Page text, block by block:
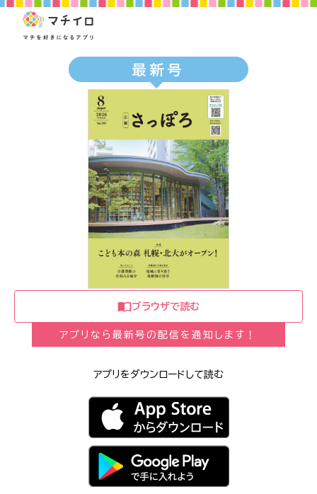
最新号
ブラウザで読む
アプリなら最新号の配信を通知します！
アプリをダウンロードして読む